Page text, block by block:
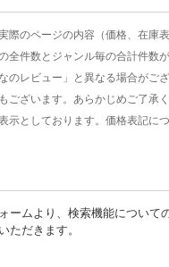
のページの内容（価格、在庫
件数とジャンル毎の合計件数
レビュー」と異なる場合がご
ざいます。あらかじめご了承
示としております。価格表記に
ムより、検索機能について
ただきます。